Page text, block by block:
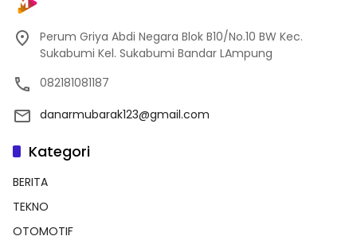
Perum Griya Abdi Negara Blok B10/No.10 BW Kec.
Sukabumi Kel. Sukabumi Bandar LAmpung
082181081187
danarmubarak123@gmail.com
Kategori
BERITA
TEKNO
OTOMOTIF